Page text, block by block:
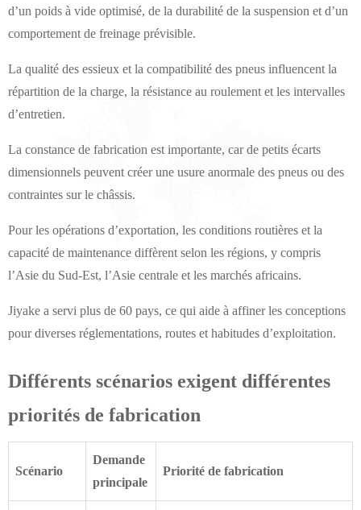
d’un poids à vide optimisé, de la durabilité de la suspension et d’un
comportement de freinage prévisible.
La qualité des essieux et la compatibilité des pneus influencent la
répartition de la charge, la résistance au roulement et les intervalles
d’entretien.
La constance de fabrication est importante, car de petits écarts
dimensionnels peuvent créer une usure anormale des pneus ou des
contraintes sur le châssis.
Pour les opérations d’exportation, les conditions routières et la
capacité de maintenance diffèrent selon les régions, y compris
l’Asie du Sud-Est, l’Asie centrale et les marchés africains.
Jiyake a servi plus de 60 pays, ce qui aide à affiner les conceptions
pour diverses réglementations, routes et habitudes d’exploitation.
Différents scénarios exigent différentes
priorités de fabrication
Scénario
Demande
principale
Priorité de fabrication